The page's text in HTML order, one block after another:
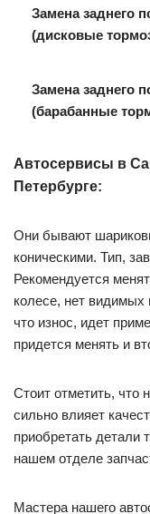
Замена заднего
(дисковые
Замена заднего
(барабанные
Автосервисы в
Петербурге:
Они бывают
коническими. Тип,
Рекомендуется
колесе, нет видимых
что износ, идет
придется менять и
Стоит отметить, что
сильно влияет
приобретать детали
нашем отделе
Мастера нашего